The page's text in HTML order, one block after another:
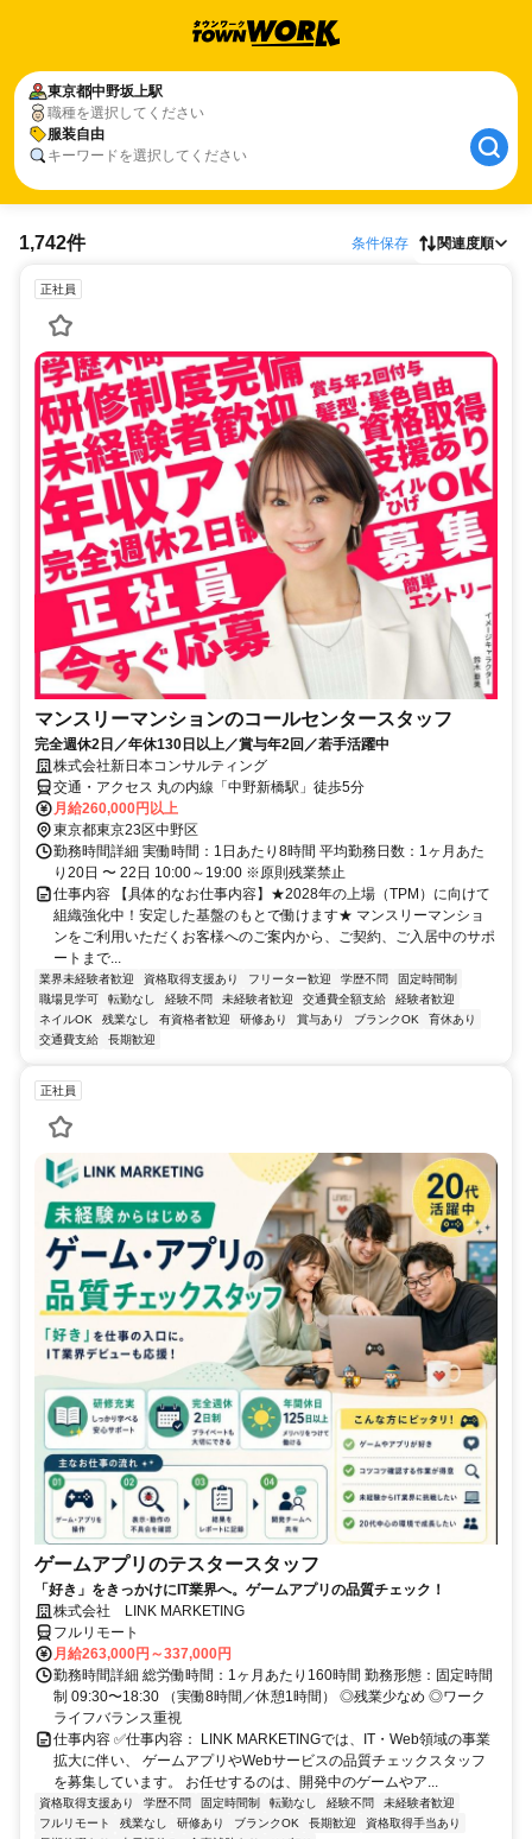
東京都中野坂上駅
職種を選択してください
服装自由
キーワードを選択してください
1,742件 条件保存 関連度順
正社員
マンスリーマンションのコールセンタースタッフ
完全週休2日／年休130日以上／賞与年2回／若手活躍中
株式会社新日本コンサルティング
交通・アクセス 丸の内線「中野新橋駅」徒歩5分
月給260,000円以上
東京都東京23区中野区
勤務時間詳細 実働時間：1日あたり8時間 平均勤務日数：1ヶ月あた
り20日 〜 22日 10:00～19:00 ※原則残業禁止
仕事内容 【具体的なお仕事内容】★2028年の上場（TPM）に向けて
組織強化中！安定した基盤のもとで働けます★ マンスリーマンショ
ンをご利用いただくお客様へのご案内から、ご契約、ご入居中のサポ
ートまで...
業界未経験者歓迎 資格取得支援あり フリーター歓迎 学歴不問
固定時間制
職場見学可
転勤なし 経験不問 未経験者歓迎 交通費全額支給
経験者歓迎
ネイルOK
残業なし 有資格者歓迎 研修あり 賞与あり ブランクOK
育休あり
交通費支給
長期歓迎
正社員
ゲームアプリのテスタースタッフ
「好き」をきっかけにIT業界へ。ゲームアプリの品質チェック！
株式会社 LINK MARKETING
フルリモート
月給263,000円～337,000円
勤務時間詳細 総労働時間：1ヶ月あたり160時間 勤務形態：固定時間
制 09:30〜18:30 （実働8時間／休憩1時間） ◎残業少なめ ◎ワーク
ライフバランス重視
仕事内容 ✅仕事内容： LINK MARKETINGでは、IT・Web領域の事業
拡大に伴い、 ゲームアプリやWebサービスの品質チェックスタッフ
を募集しています。 お任せするのは、開発中のゲームやア...
資格取得支援あり 学歴不問 固定時間制 転勤なし 経験不問
未経験者歓迎
フルリモート
残業なし 研修あり ブランクOK 長期歓迎
資格取得手当あり